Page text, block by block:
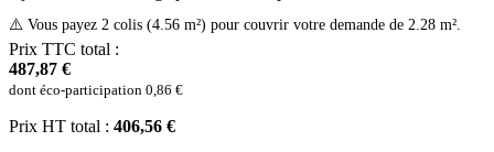
⚠️ Vous payez 2 colis (4.56 m²) pour couvrir votre demande de 2.28 m².
Prix TTC total :
487,87 €
dont éco-participation 0,86 €
Prix HT total : 406,56 €